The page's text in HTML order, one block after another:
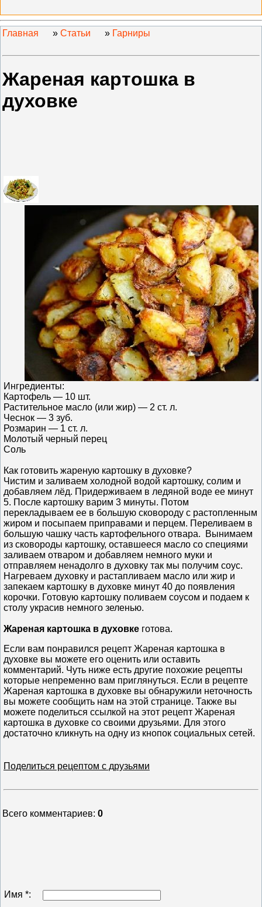
Главная » Статьи » Гарниры
Жареная картошка в
духовке
Ингредиенты:
Картофель — 10 шт.
Растительное масло (или жир) — 2 ст. л.
Чеснок — 3 зуб.
Розмарин — 1 ст. л.
Молотый черный перец
Соль
Как готовить жареную картошку в духовке?
Чистим и заливаем холодной водой картошку, солим и
добавляем лёд. Придерживаем в ледяной воде ее минут
5. После картошку варим 3 минуты. Потом
перекладываем ее в большую сковороду с растопленным
жиром и посыпаем приправами и перцем. Переливаем в
большую чашку часть картофельного отвара. Вынимаем
из сковороды картошку, оставшееся масло со специями
заливаем отваром и добавляем немного муки и
отправляем ненадолго в духовку так мы получим соус.
Нагреваем духовку и растапливаем масло или жир и
запекаем картошку в духовке минут 40 до появления
корочки. Готовую картошку поливаем соусом и подаем к
столу украсив немного зеленью.
Жареная картошка в духовке готова.
Если вам понравился рецепт Жареная картошка в
духовке вы можете его оценить или оставить
комментарий. Чуть ниже есть другие похожие рецепты
которые непременно вам приглянуться. Если в рецепте
Жареная картошка в духовке вы обнаружили неточность
вы можете сообщить нам на этой странице. Также вы
можете поделиться ссылкой на этот рецепт Жареная
картошка в духовке со своими друзьями. Для этого
достаточно кликнуть на одну из кнопок социальных сетей.
Поделиться рецептом с друзьями
Всего комментариев: 0
Имя *: